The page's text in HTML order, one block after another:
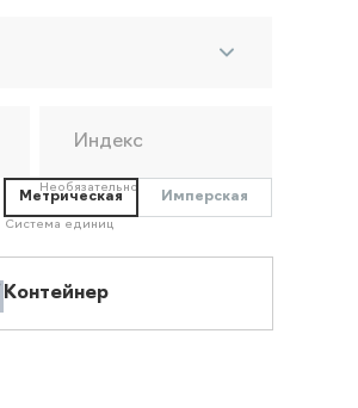
Индекс
Необязательно
Метрическая Имперская
Система единиц
Контейнер